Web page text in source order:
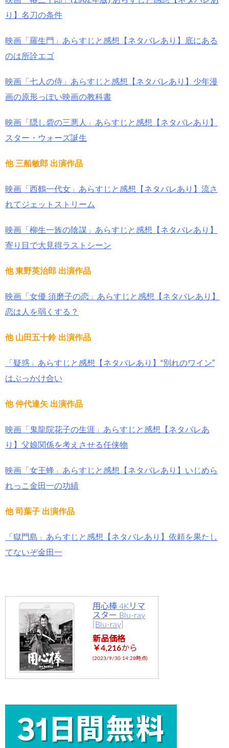
り】名刀の条件
映画「羅生門」あらすじと感想【ネタバレあり】底にある
のは所詮エゴ
映画「七人の侍」あらすじと感想【ネタバレあり】少年漫
画の原形っぽい映画の教科書
映画「隠し砦の三悪人」あらすじと感想【ネタバレあり】
スター・ウォーズ誕生
他 三船敏郎 出演作品
映画「西鶴一代女」あらすじと感想【ネタバレあり】流さ
れてジェットストリーム
映画「柳生一族の陰謀」あらすじと感想【ネタバレあり】
寄り目で大見得ラストシーン
他 東野英治郎 出演作品
映画「女優 須磨子の恋」あらすじと感想【ネタバレあり】
恋は人を弱くする？
他 山田五十鈴 出演作品
「疑惑」あらすじと感想【ネタバレあり】“別れのワイン”
はぶっかけ合い
他 仲代達矢 出演作品
映画「鬼龍院花子の生涯」あらすじと感想【ネタバレあ
り】父娘関係を考えさせる任侠物
映画「女王蜂」あらすじと感想【ネタバレあり】いじめら
れっこ金田一の功績
他 司葉子 出演作品
「獄門島」あらすじと感想【ネタバレあり】依頼を果たし
てないぞ金田一
用心棒 4Kリマ
スター Blu-ray
[Blu-ray]
新品価格
￥4,216から
(2023/9/30 14:28時点)